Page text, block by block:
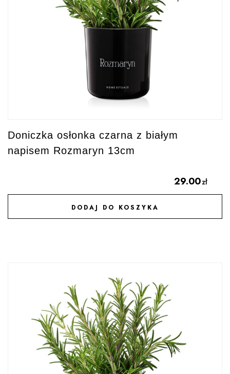
Doniczka osłonka czarna z białym
napisem Rozmaryn 13cm
29.00zł
DODAJ DO KOSZYKA
DODAJ DO ULUBIONYCH